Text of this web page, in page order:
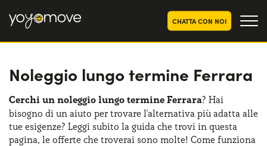
CHATTA CON NOI
OFFERTE NOLEGGIO
LUNGO TERMINE
Privati
Aziende e P.IVA
OFFERTE NOLEGGIO
AUTO USATE
CHI SIAMO
Noleggio lungo termine Ferrara
Cerchi un noleggio lungo termine Ferrara? Hai
bisogno di un aiuto per trovare l'alternativa più adatta alle
tue esigenze? Leggi subito la guida che trovi in questa
pagina, le offerte che troverai sono molte! Come funziona